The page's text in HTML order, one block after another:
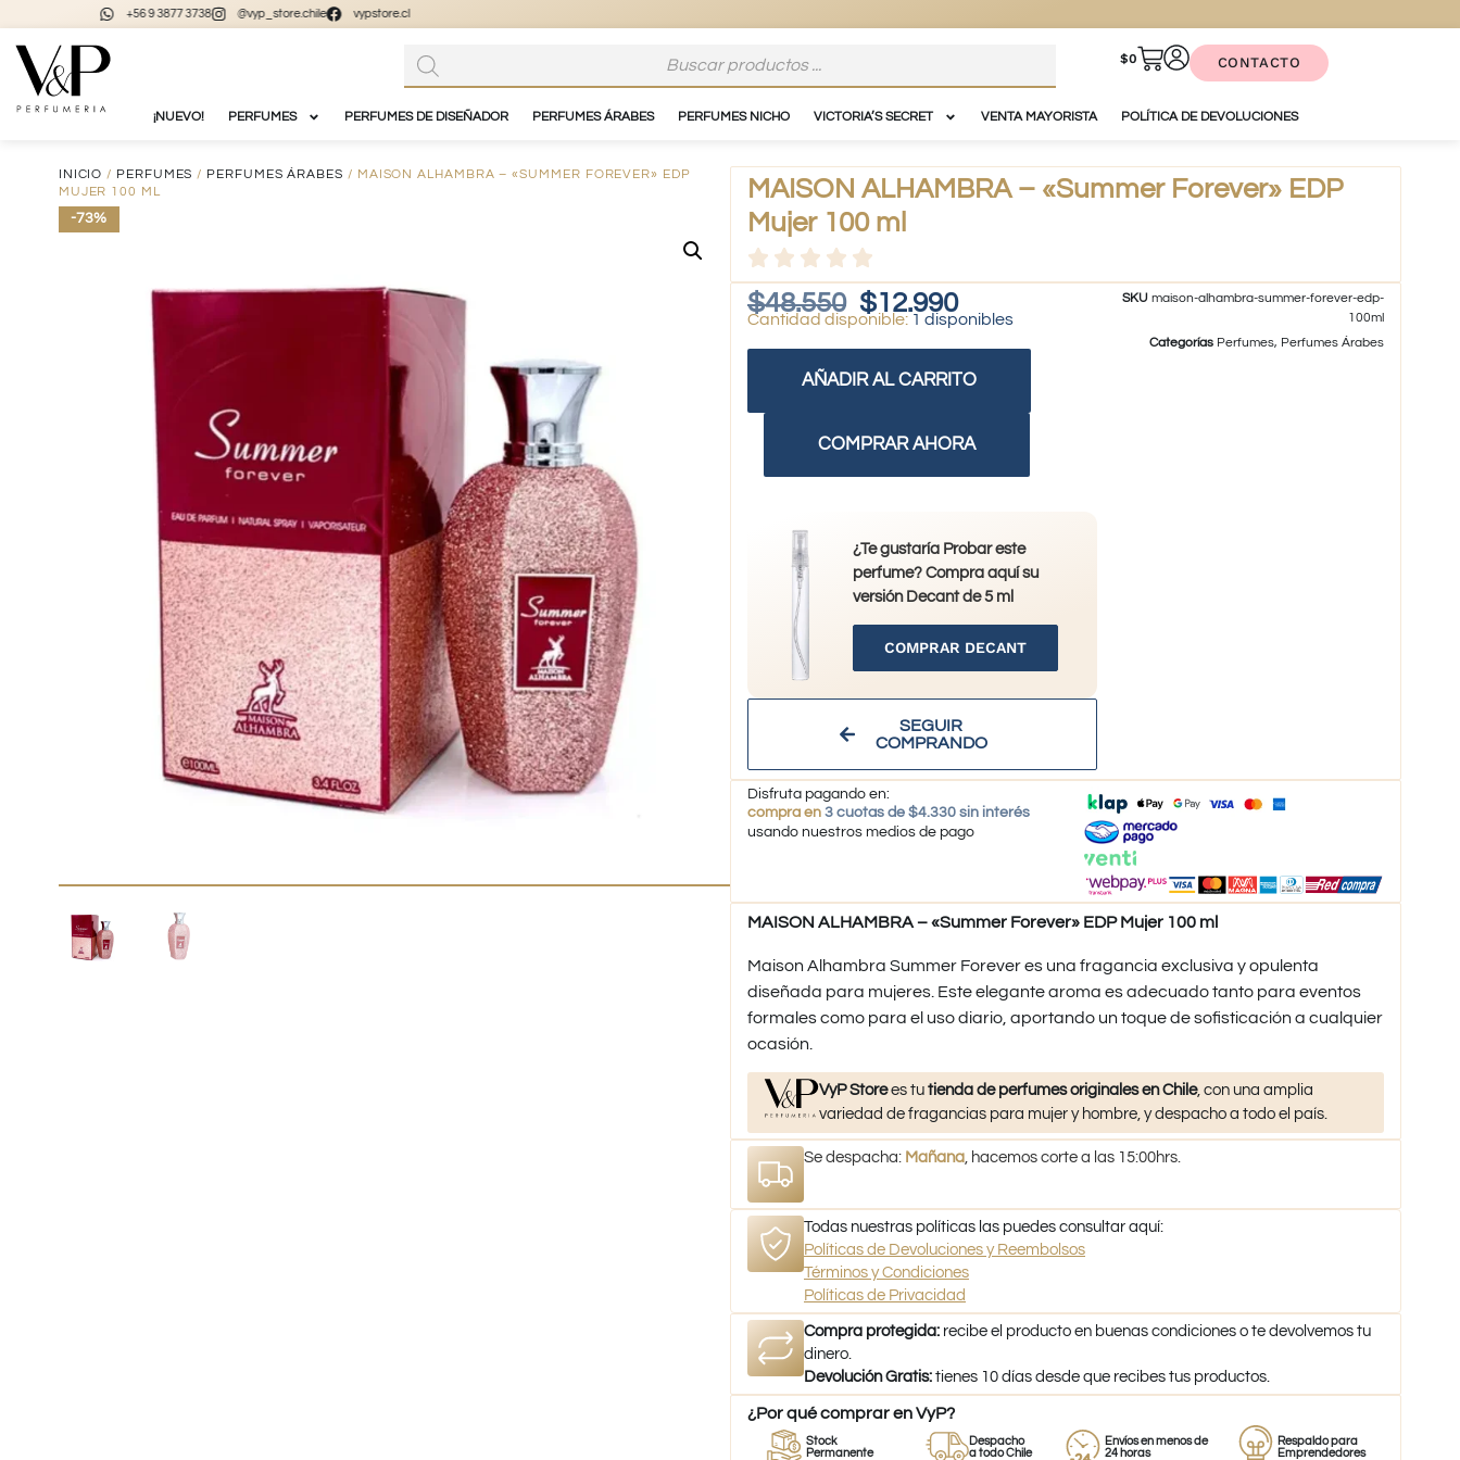
+56 9 3877 3738 @vyp_store.chile vypstore.cl
$0 CONTACTO
¡NUEVO! PERFUMES PERFUMES DE DISEÑADOR PERFUMES ÁRABES PERFUMES NICHO VICTORIA’S SECRET VENTA MAYORISTA POLÍTICA DE DEVOLUCIONES
INICIO / PERFUMES / PERFUMES ÁRABES / MAISON ALHAMBRA – «SUMMER FOREVER» EDP
MUJER 100 ML
-73%
MAISON ALHAMBRA – «Summer Forever» EDP
Mujer 100 ml
$48.550 $12.990
1 disponibles
AÑADIR AL CARRITO
COMPRAR AHORA
¿Te gustaría Probar este
perfume? Compra aquí su
versión Decant de 5 ml
COMPRAR DECANT
SEGUIR
COMPRANDO
SKUmaison-alhambra-summer-forever-edp-
100ml
Categorías Perfumes, Perfumes Árabes
Disfruta pagando en:
compra en 3 cuotas de $4.330 sin interés
usando nuestros medios de pago
MAISON ALHAMBRA – «Summer Forever» EDP Mujer 100 ml
Maison Alhambra Summer Forever es una fragancia exclusiva y opulenta
diseñada para mujeres. Este elegante aroma es adecuado tanto para eventos
formales como para el uso diario, aportando un toque de sofisticación a cualquier
ocasión.
VyP Storees tutienda de perfumes originales en Chile, con una amplia
variedad de fragancias para mujer y hombre, y despacho a todo el país.
Se despacha: Mañana, hacemos corte a las 15:00hrs.
Todas nuestras políticas las puedes consultar aquí:
Políticas de Devoluciones y Reembolsos
Términos y Condiciones
Políticas de Privacidad
Compra protegida: recibe el producto en buenas condiciones o te devolvemos tu
dinero.
Devolución Gratis: tienes 10 días desde que recibes tus productos.
¿Por qué comprar en VyP?
Stock
Permanente
Despacho
a todo Chile
Envíos en menos de
24 horas
Respaldo para
Emprendedores